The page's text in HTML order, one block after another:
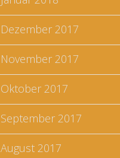
Dezember 2017
November 2017
Oktober 2017
September 2017
August 2017